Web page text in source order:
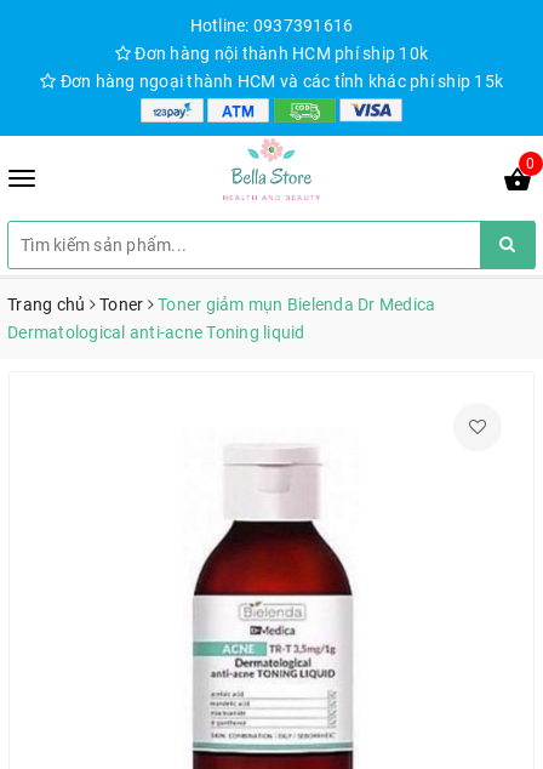
Hotline: 0937391616
Đơn hàng nội thành HCM phí ship 10k
Đơn hàng ngoại thành HCM và các tỉnh khác phí ship 15k
0
Trang chủ Toner
Toner giảm mụn Bielenda Dr Medica
Dermatological anti-acne Toning liquid